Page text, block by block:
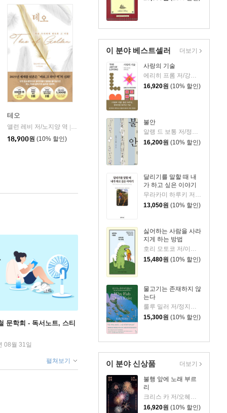
이 분야 베스트셀러
사랑의 기술
에리히 프롬 저/강주헌 역
16,920원 (10% 할인)
불안
알랭 드 보통 저/정영목 역
16,200원 (10% 할인)
달리기를 말할 때 내
가 하고 싶은 이야기
무라카미 하루키 저/임홍빈 역
13,050원 (10% 할인)
싫어하는 사람을 사라
지게 하는 방법
호리 모토코 저/이은혜 역
15,480원 (10% 할인)
물고기는 존재하지 않
는다
15,300원 (10% 할인)
더보기
이 분야 신상품
불행 앞에 노래 부르
리
크리스 카 저/오혜진 역
16,920원 (10% 할인)
더보기
테오
앨런 레비 저/노지양 역
오팬하우스
18,900원 (10% 할인)
문학회 - 독서노트, 스티
08월 31일
펼쳐보기